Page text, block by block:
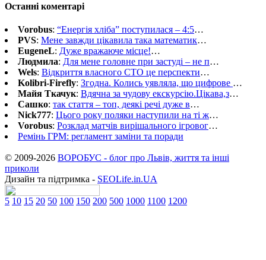
Останні коментарі
Vorobus: “Енергія хліба” поступилася – 4:5…
PVS: Мене завжди цікавила така математик…
EugeneL: Дуже вражаюче місце!…
Людмила: Для мене головне при застуді – не п…
Wels: Відкриття власного СТО це перспекти…
Kolibri-Firefly: Згодна. Колись уявляла, що цифрове …
Майя Ткачук: Вдячна за чудову екскурсію.Цікава,з…
Сашко: так стаття – топ, деякі речі дуже в…
Nick777: Цього року поляки наступили на ті ж…
Vorobus: Розклад матчів вирішального ігровог…
Ремінь ГРМ: регламент заміни та поради
© 2009-2026 ВОРОБУС - блог про Львів, життя та інші
приколи
Дизайн та підтримка - SEOLife.in.UA
5 10 15 20 50 100 150 200 500 1000 1100 1200